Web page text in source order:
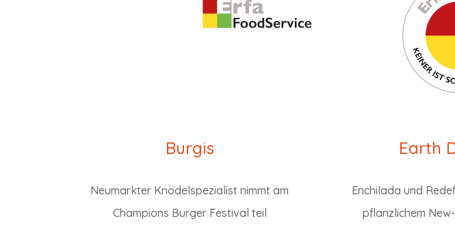
Burgis
Neumarkter Knödelspezialist nimmt am
Champions Burger Festival teil
Earth
Enchilada und
pflanzlichem